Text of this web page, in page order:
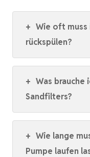
+ Wie oft muss
rückspülen?
+ Was brauche
Sandfilters?
+ Wie lange
Pumpe laufen